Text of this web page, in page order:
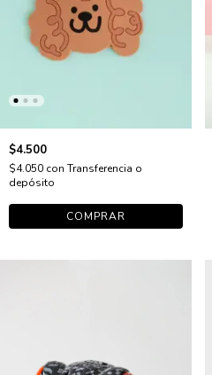
$4.500
$4.050 con Transferencia o
depósito
COMPRAR